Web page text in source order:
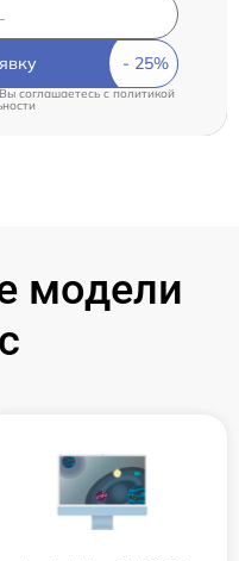
соглашаетесь cполитикой
модели